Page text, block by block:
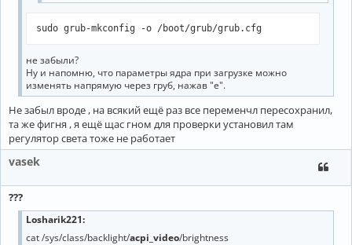
sudo grub-mkconfig -o /boot/grub/grub.cfg
не забыли?
Ну и напомню, что параметры ядра при загрузке можно
изменять напрямую через груб, нажав "e".
Не забыл вроде , на всякий ещё раз все переменчл пересохранил,
та же фигня , я ещё щас гном для проверки установил там
регулятор света тоже не работает
vasek
???
Losharik221:
cat /sys/class/backlight/acpi_video/brightness